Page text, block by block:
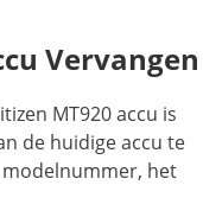
Vervangen
MT920 accu is
de huidige accu te
het